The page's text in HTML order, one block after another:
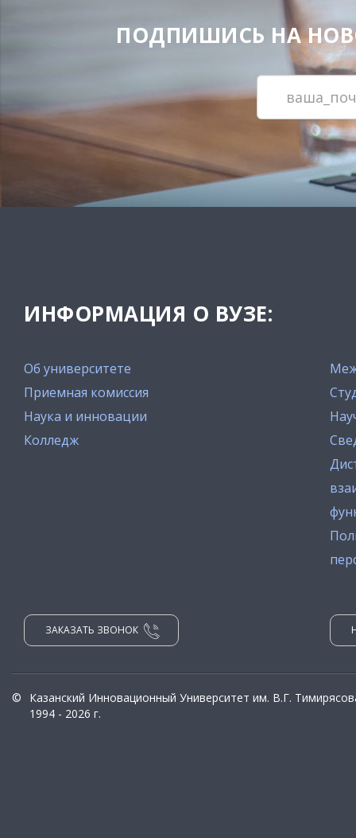
ПОДПИШИСЬ НА
ИНФОРМАЦИЯ О ВУЗЕ:
Об университете
Приемная комиссия
Наука и инновации
Колледж
ЗАКАЗАТЬ ЗВОНОК
©
Казанский Инновационный Университет им. В.Г.
1994 - 2026 г.